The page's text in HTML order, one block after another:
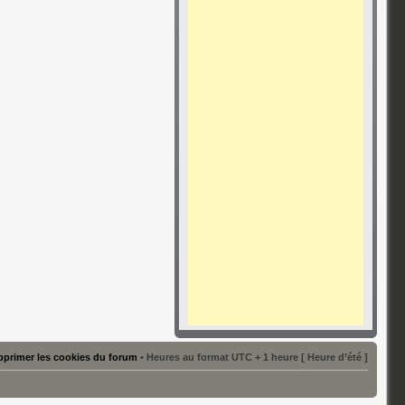
les cookies du forum • Heures au format UTC + 1 heure [ Heure d’été ]